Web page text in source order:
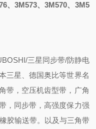
、3M573、3M570、3M5
三星同步带/防静电
三星、德国奥比等世界名
带，空压机齿型带，广角
，同步带，高强度保力强
胶输送带。以及与三角带